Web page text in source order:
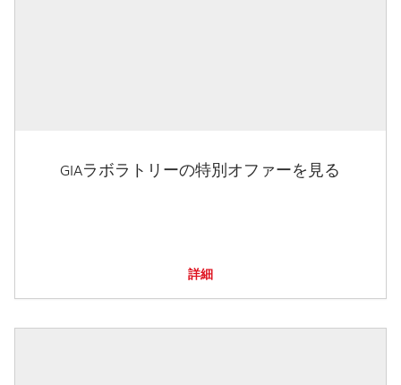
GIAラボラトリーの特別オファーを見る
詳細